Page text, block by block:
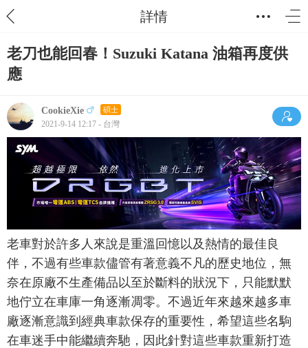
詳情
老刀也能回春！Suzuki Katana 油箱再度供
應
CookieXie 碩士
2021-9-14 12:17 - 台灣
老車對於許多人來說是重溫回憶以及熱情的最佳良
伴，不過有些車款儘管有著意義不凡的歷史地位，無
奈在原廠不生產備品以至於斷料的狀況下，只能默默
地佇立在車庫一角逐漸凋零。不過近年來越來越多車
廠逐漸意識到經典車款保存的重要性，希望這些名駒
在車迷手中能繼續奔馳，因此針對這些車款重新打造